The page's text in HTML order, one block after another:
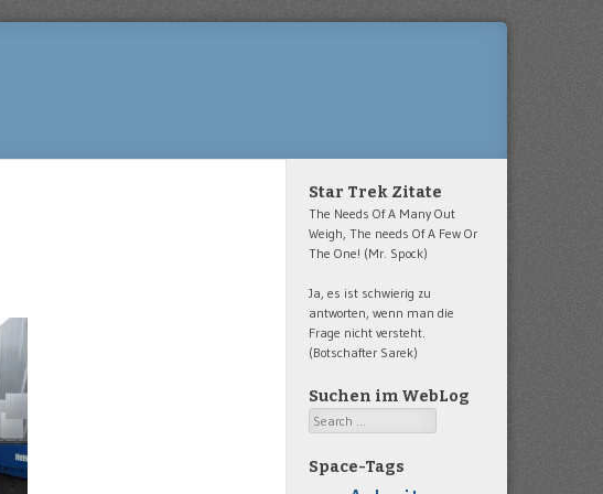
Star Trek Zitate
The Needs Of A Many Out
Weigh, The needs Of A Few Or
The One! (Mr. Spock)
Ja, es ist schwierig zu
antworten, wenn man die
Frage nicht versteht.
(Botschafter Sarek)
Suchen im WebLog
Search
Space-Tags